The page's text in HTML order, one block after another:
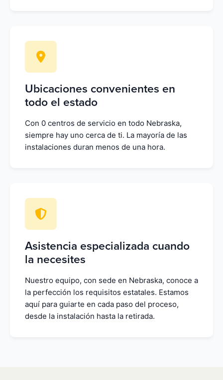
Ubicaciones convenientes en
todo el estado
Con 0 centros de servicio en todo Nebraska,
siempre hay uno cerca de ti. La mayoría de las
instalaciones duran menos de una hora.
Asistencia especializada cuando
la necesites
Nuestro equipo, con sede en Nebraska, conoce a
la perfección los requisitos estatales. Estamos
aquí para guiarte en cada paso del proceso,
desde la instalación hasta la retirada.